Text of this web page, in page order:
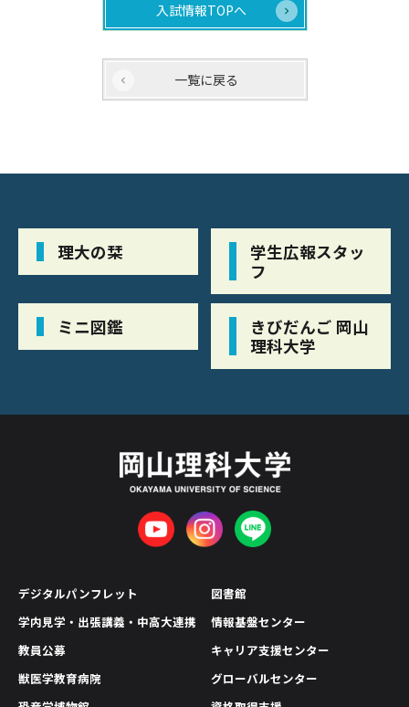
入試情報TOPへ
一覧に戻る
理大の栞
学生広報スタッ
フ
ミニ図鑑
きびだんご 岡山
理科大学
デジタルパンフレット
学内見学・出張講義・中高大連携
教員公募
獣医学教育病院
図書館
情報基盤センター
キャリア支援センター
グローバルセンター